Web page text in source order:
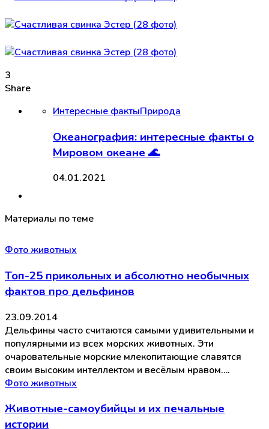
3
Share
Интересные фактыПрирода
Океанография: интересные факты о
Мировом океане 🌊
04.01.2021
Материалы по теме
Фото животных
Топ-25 прикольных и абсолютно необычных
фактов про дельфинов
23.09.2014
Дельфины часто считаются самыми удивительными и
популярными из всех морских животных. Эти
очаровательные морские млекопитающие славятся
своим высоким интеллектом и весёлым нравом….
Фото животных
Животные-самоубийцы и их печальные
истории